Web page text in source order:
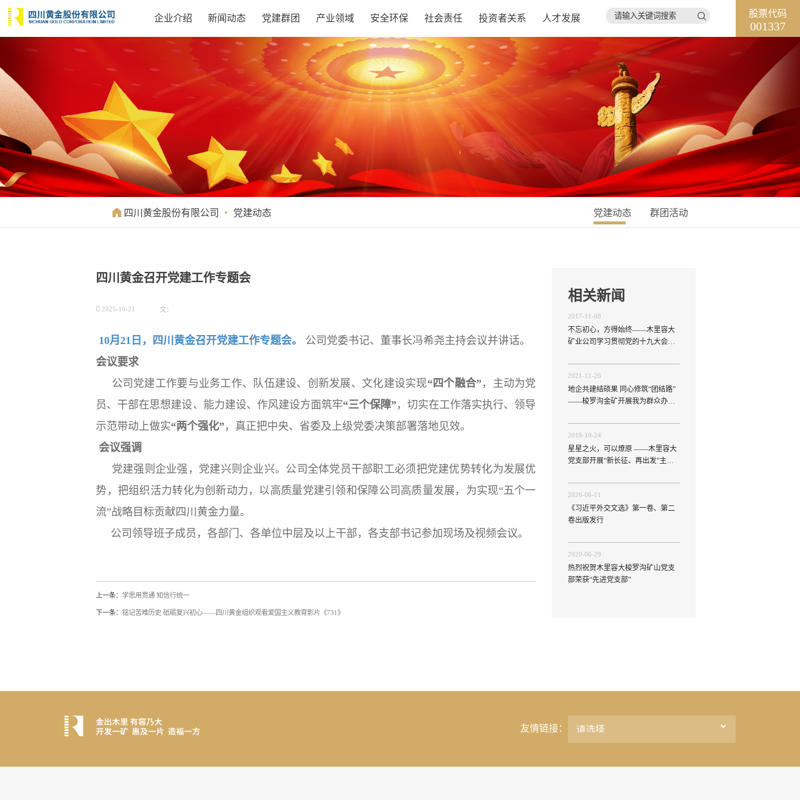
企业介绍 新闻动态 党建群团 产业领域 安全环保 社会责任 投资者关系 人才发展  股票代码
001337
 四川黄金股份有限公司  党建动态 党建动态 群团活动
四川黄金召开党建工作专题会
 2025-10-21 文：
10月21日，四川黄金召开党建工作专题会。
公司党委书记、董事长冯希尧主持会议并讲话。
会议要求
公司党建工作要与业务工作、队伍建设、创新发展、文化建设实现“四个融合” ，主动为党
员、干部在思想建设、能力建设、作风建设方面筑牢“三个保障” ，切实在工作落实执行、领导
示范带动上做实“两个强化” ，真正把中央、省委及上级党委决策部署落地见效。
会议强调
党建强则企业强，党建兴则企业兴。公司全体党员干部职工必须把党建优势转化为发展优
势，把组织活力转化为创新动力，以高质量党建引领和保障公司高质量发展，为实现“五个一
流”战略目标贡献四川黄金力量。
公司领导班子成员，各部门、各单位中层及以上干部，各支部书记参加现场及视频会议。
上一条：学思用贯通 知信行统一
下一条：铭记苦难历史 砥砺复兴初心——四川黄金组织观看爱国主义教育影片《731》
相关新闻
2017-11-08
不忘初心，方得始终——木里容大
矿业公司学习贯彻党的十九大会议
2021-11-26
地企共建结硕果 同心修筑“团结路”
——梭罗沟金矿开展我为群众办实
2019-10-24
星星之火，可以燎原 ——木里容大
党支部开展“新长征、再出发”主题
2026-06-11
《习近平外交文选》第一卷、第二
卷出版发行
2020-06-29
热烈祝贺木里容大梭罗沟矿山党支
部荣获“先进党支部”
友情链接：